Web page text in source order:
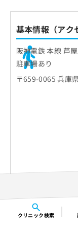
クリニック検索
基本情報（アク
阪神電鉄 本線 芦
駐車場あり
〒659-0065 兵庫